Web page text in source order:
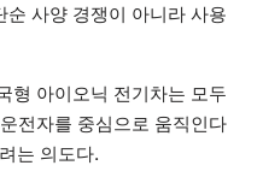
사양 경쟁이 아니라 사용
형 아이오닉 전기차는 모두
전자를 중심으로 움직인다
는 의도다.